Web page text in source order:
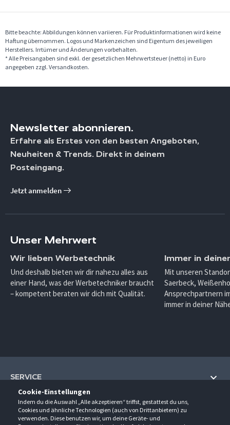
Cookie-Einstellungen
Indem du die Auswahl „Alle akzeptieren“ triffst, gestattest du uns,
Cookies und ähnliche Technologien (auch von Drittanbietern) zu
verwenden. Diese benutzen wir, um deine Geräte- und
Bitte beachte: Abbildungen können variieren. Für Produktinformationen wird keine
Haftung übernommen. Logos und Markenzeichen sind Eigentum des jeweiligen
Herstellers. Irrtümer und Änderungen vorbehalten.
* Alle Preisangaben sind exkl. der gesetzlichen Mehrwertsteuer (netto) in Euro
angegeben zzgl. Versandkosten.
Newsletter abonnieren.
Erfahre als Erstes von den besten Angeboten,
Neuheiten & Trends. Direkt in deinem
Posteingang.
Jetzt anmelden
Unser Mehrwert
Wir lieben Werbetechnik
Und deshalb bieten wir dir nahezu alles aus
einer Hand, was der Werbetechniker braucht
– kompetent beraten wir dich mit Qualität.
Immer in
Mit unseren
Saerbeck,
Ansprechpartnern
immer in deiner
SERVICE
Hilfe und Information
Fragen und Antworten (FAQ)
UNTERNEHMEN